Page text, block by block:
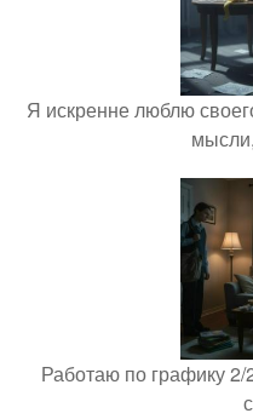
Я искренне люблю
Работаю по графику 2/